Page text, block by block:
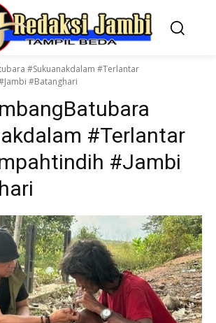
#Sukuanakdalam #Terlantar
#Batanghari
#Terlantar
#Jambi